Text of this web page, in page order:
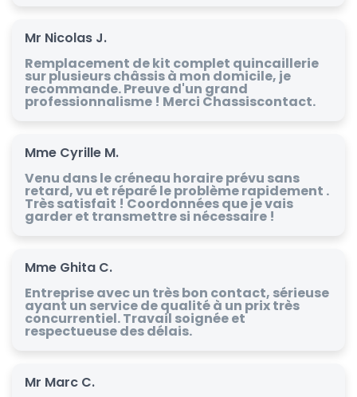
Mr Nicolas J.
Remplacement de kit complet quincaillerie
sur plusieurs châssis à mon domicile, je
recommande. Preuve d'un grand
professionnalisme ! Merci Chassiscontact.
Mme Cyrille M.
Venu dans le créneau horaire prévu sans
retard, vu et réparé le problème rapidement .
Très satisfait ! Coordonnées que je vais
garder et transmettre si nécessaire !
Mme Ghita C.
Entreprise avec un très bon contact, sérieuse
ayant un service de qualité à un prix très
concurrentiel. Travail soignée et
respectueuse des délais.
Mr Marc C.